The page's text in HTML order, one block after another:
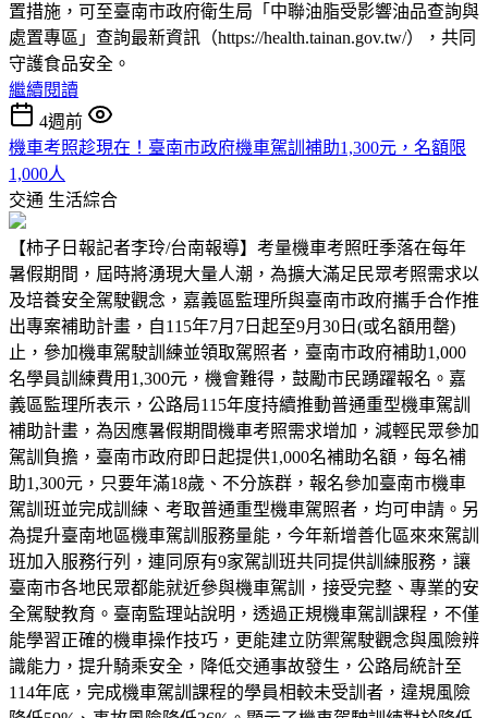
置措施，可至臺南市政府衛生局「中聯油脂受影響油品查詢與
處置專區」查詢最新資訊（https://health.tainan.gov.tw/），共同
守護食品安全。
繼續閱讀
4週前
機車考照趁現在！臺南市政府機車駕訓補助1,300元，名額限
1,000人
交通 生活綜合
【柿子日報記者李玲/台南報導】考量機車考照旺季落在每年
暑假期間，屆時將湧現大量人潮，為擴大滿足民眾考照需求以
及培養安全駕駛觀念，嘉義區監理所與臺南市政府攜手合作推
出專案補助計畫，自115年7月7日起至9月30日(或名額用罄)
止，參加機車駕駛訓練並領取駕照者，臺南市政府補助1,000
名學員訓練費用1,300元，機會難得，鼓勵市民踴躍報名。嘉
義區監理所表示，公路局115年度持續推動普通重型機車駕訓
補助計畫，為因應暑假期間機車考照需求增加，減輕民眾參加
駕訓負擔，臺南市政府即日起提供1,000名補助名額，每名補
助1,300元，只要年滿18歲、不分族群，報名參加臺南市機車
駕訓班並完成訓練、考取普通重型機車駕照者，均可申請。另
為提升臺南地區機車駕訓服務量能，今年新增善化區來來駕訓
班加入服務行列，連同原有9家駕訓班共同提供訓練服務，讓
臺南市各地民眾都能就近參與機車駕訓，接受完整、專業的安
全駕駛教育。臺南監理站說明，透過正規機車駕訓課程，不僅
能學習正確的機車操作技巧，更能建立防禦駕駛觀念與風險辨
識能力，提升騎乘安全，降低交通事故發生，公路局統計至
114年底，完成機車駕訓課程的學員相較未受訓者，違規風險